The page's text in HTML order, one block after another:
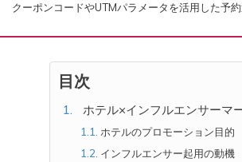
クーポンコードやUTMパラメータを活用した予
目次
ホテル×インフルエンサーマ
ホテルのプロモーション目的
インフルエンサー起用の動機